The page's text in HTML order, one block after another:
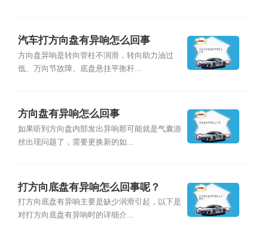
汽车打方向盘有异响怎么回事
方向盘异响是转向管柱不润滑，转向助力油过
低、万向节故障、底盘悬挂平衡杆...
方向盘有异响怎么回事
如果听到方向盘内部发出异响那可能就是气囊游
丝出现问题了，需要更换新的如...
打方向底盘有异响怎么回事呢？
打方向底盘有异响主要是缺少润滑引起，以下是
对打方向底盘有异响时的详细介...